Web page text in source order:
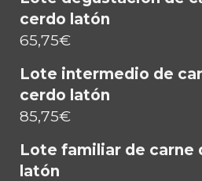
cerdo latón
65,75€
Lote intermedio de
cerdo latón
85,75€
Lote familiar de carne
latón